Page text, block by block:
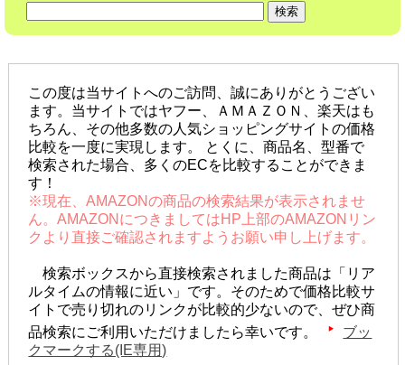
この度は当サイトへのご訪問、誠にありがとうござい
ます。当サイトではヤフー、ＡＭＡＺＯＮ、楽天はも
ちろん、その他多数の人気ショッピングサイトの価格
比較を一度に実現します。 とくに、商品名、型番で
検索された場合、多くのECを比較することができま
す！
※現在、AMAZONの商品の検索結果が表示されませ
ん。AMAZONにつきましてはHP上部のAMAZONリン
クより直接ご確認されますようお願い申し上げます。
検索ボックスから直接検索されました商品は「リア
ルタイムの情報に近い」です。そのためで価格比較サ
イトで売り切れのリンクが比較的少ないので、ぜひ商
品検索にご利用いただけましたら幸いです。
ブッ
クマークする(IE専用)